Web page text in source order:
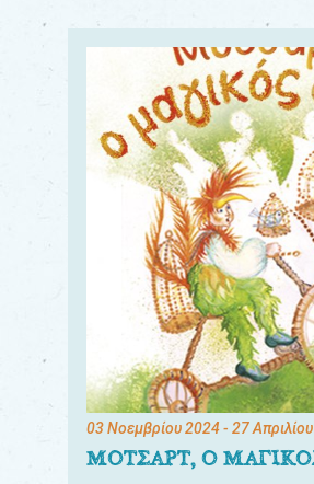
03 Νοεμβρίου 2024- 27
ΜΟΤΣΑΡΤ, Ο